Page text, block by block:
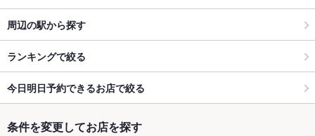
周辺の駅から探す
ランキングで絞る
今日明日予約できるお店で絞る
条件を変更してお店を探す